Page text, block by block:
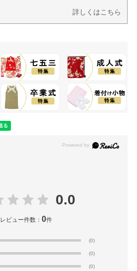
詳しくはこちら
0.0
レビュー件数： 0件
(0)
(0)
(0)